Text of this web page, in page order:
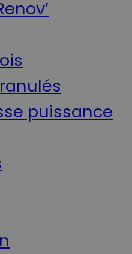
puissance